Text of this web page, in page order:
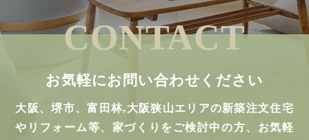
CONTACT
お気軽にお問い合わせください
大阪、堺市、富田林,大阪狭山エリアの新築注文住宅
やリフォーム等、家づくりをご検討中の方、お気軽